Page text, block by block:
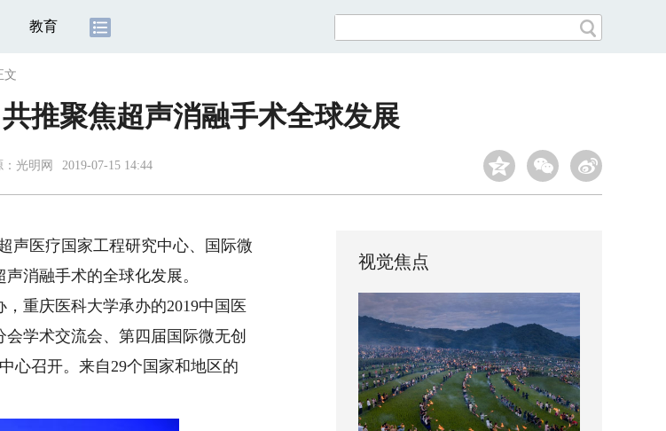
教育
文
推聚焦超声消融手术全球发展
：光明网 2019-07-15 14:44
医疗国家工程研究中心、国际微
消融手术的全球化发展。
重庆医科大学承办的2019中国医
学术交流会、第四届国际微无创
心召开。来自29个国家和地区的
视觉焦点